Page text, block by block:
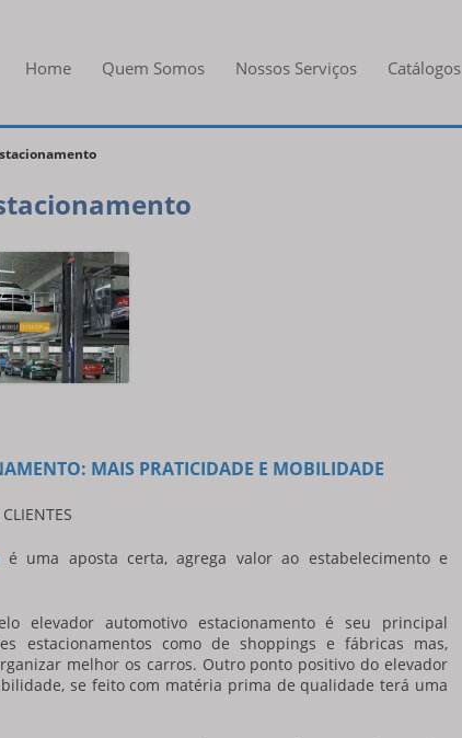
Home Quem Somos Nossos Serviços Catálogos
MAIS PRATICIDADE E MOBILIDADE
é uma aposta certa, agrega valor ao estabelecimento e
elevador automotivo estacionamentoé seu principal
estacionamentos como de shoppings e fábricas mas,
melhor os carros. Outro ponto positivo do elevador
se feito com matéria prima de qualidade terá uma